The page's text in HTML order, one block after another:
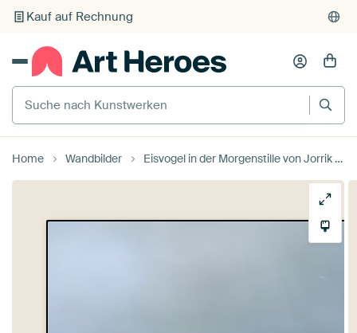
Kauf auf Rechnung
Individueller Druck auf Bestellung
Suche nach Kunstwerken
Home Wandbilder Eisvogel in der Morgenstille von Jorrik Espeldoorn